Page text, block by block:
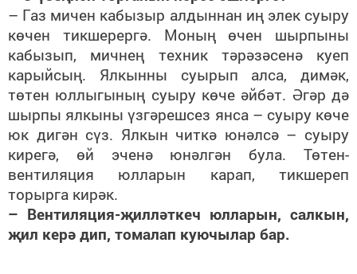
– Газ мичен кабызыр алдыннан иң элек суыру
көчен тикшерергә. Моның өчен шырпыны
кабызып, мичнең техник тәрәзәсенә куеп
карыйсың. Ялкынны суырып алса, димәк,
төтен юллыгының суыру көче әйбәт. Әгәр дә
шырпы ялкыны үзгәрешсез янса – суыру көче
юк дигән сүз. Ялкын читкә юнәлсә – суыру
кирегә, өй эченә юнәлгән була. Төтен-
вентиляция юлларын карап, тикшереп
торырга кирәк.
– Вентиляция-җилләткеч юлларын, салкын,
җил керә дип, томалап куючылар бар.